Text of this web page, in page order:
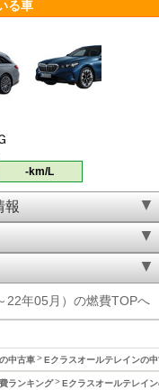
る車
-km/L
報
22年05月）の燃費TOPへ
中古車 Eクラスオールテレインの
ランキング Eクラスオールテレイ